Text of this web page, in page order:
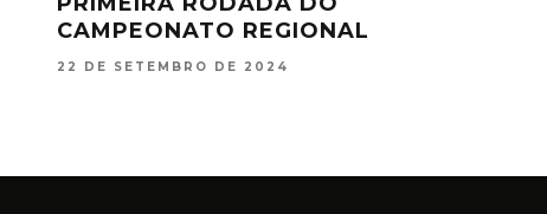
CAMPEONATO REGIONAL
22 DE SETEMBRO DE 2024